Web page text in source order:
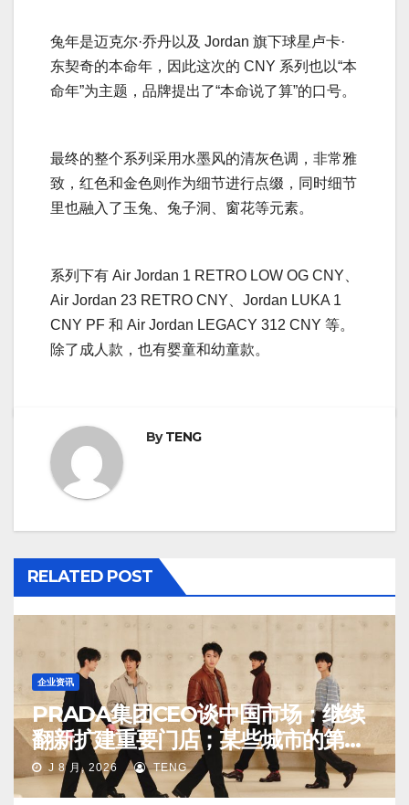
兔年是迈克尔·乔丹以及 Jordan 旗下球星卢卡·
东契奇的本命年，因此这次的 CNY 系列也以“本
命年”为主题，品牌提出了“本命说了算”的口号。
最终的整个系列采用水墨风的清灰色调，非常雅
致，红色和金色则作为细节进行点缀，同时细节
里也融入了玉兔、兔子洞、窗花等元素。
系列下有 Air Jordan 1 RETRO LOW OG CNY、
Air Jordan 23 RETRO CNY、Jordan LUKA 1
CNY PF 和 Air Jordan LEGACY 312 CNY 等。
除了成人款，也有婴童和幼童款。
ByTENG
RELATED POST
企业资讯
PRADA集团CEO谈中国市场：继续
翻新扩建重要门店；某些城市的第
二、第三店不再有价值
J 8 月, 2026 TENG